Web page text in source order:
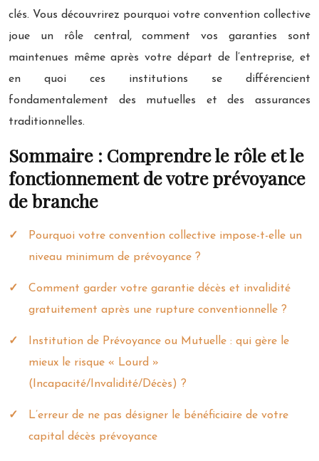
clés. Vous découvrirez pourquoi votre convention collective
joue un rôle central, comment vos garanties sont
maintenues même après votre départ de l’entreprise, et
en quoi ces institutions se différencient
fondamentalement des mutuelles et des assurances
traditionnelles.
Sommaire : Comprendre le rôle et le
fonctionnement de votre prévoyance
de branche
Pourquoi votre convention collective impose-t-elle un
niveau minimum de prévoyance ?
Comment garder votre garantie décès et invalidité
gratuitement après une rupture conventionnelle ?
Institution de Prévoyance ou Mutuelle : qui gère le
mieux le risque « Lourd »
(Incapacité/Invalidité/Décès) ?
L’erreur de ne pas désigner le bénéficiaire de votre
capital décès prévoyance